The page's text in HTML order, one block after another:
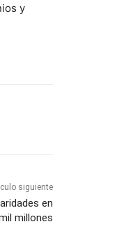
y
siguiente
en
millones